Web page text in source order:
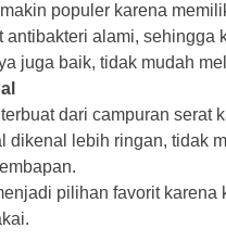
populer karena
antibakteri alami, sehingga
juga baik, tidak mudah
dari campuran serat
dikenal lebih ringan, tidak
pilihan favorit